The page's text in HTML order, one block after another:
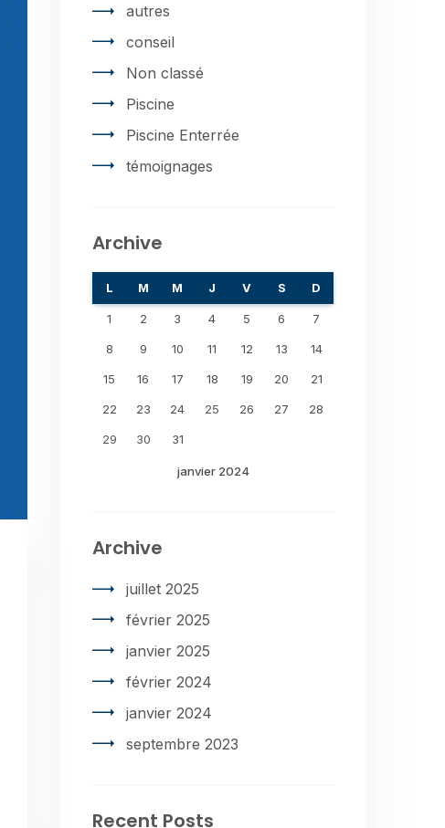
autres
conseil
Non classé
Piscine
Piscine Enterrée
témoignages
Archive
janvier 2024
L M M J V S D
1 2 3 4 5 6 7
8 9 10 11 12 13 14
15 16 17 18 19 20 21
22 23 24 25 26 27 28
29 30 31
Archive
juillet 2025
février 2025
janvier 2025
février 2024
janvier 2024
septembre 2023
Recent Posts